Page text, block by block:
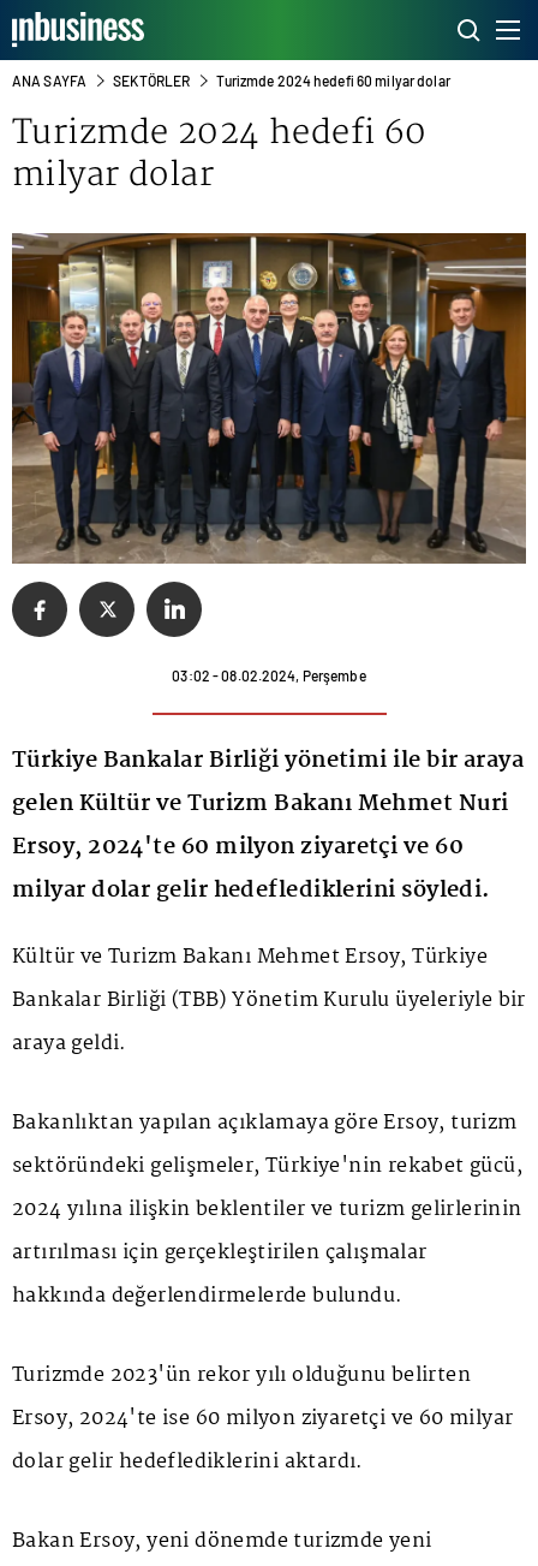
ANA SAYFA SEKTÖRLER Turizmde 2024 hedefi 60 milyar dolar
Turizmde 2024 hedefi 60
milyar dolar
03:02 - 08.02.2024, Perşembe
Türkiye Bankalar Birliği yönetimi ile bir araya
gelen Kültür ve Turizm Bakanı Mehmet Nuri
Ersoy, 2024'te 60 milyon ziyaretçi ve 60
milyar dolar gelir hedeflediklerini söyledi.
Kültür ve Turizm Bakanı Mehmet Ersoy, Türkiye
Bankalar Birliği (TBB) Yönetim Kurulu üyeleriyle bir
araya geldi.
Bakanlıktan yapılan açıklamaya göre Ersoy, turizm
sektöründeki gelişmeler, Türkiye'nin rekabet gücü,
2024 yılına ilişkin beklentiler ve turizm gelirlerinin
artırılması için gerçekleştirilen çalışmalar
hakkında değerlendirmelerde bulundu.
Turizmde 2023'ün rekor yılı olduğunu belirten
Ersoy, 2024'te ise 60 milyon ziyaretçi ve 60 milyar
dolar gelir hedeflediklerini aktardı.
Bakan Ersoy, yeni dönemde turizmde yeni